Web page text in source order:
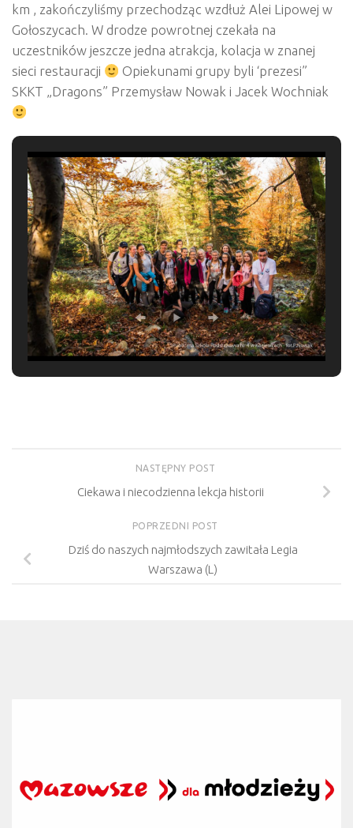
km , zakończyliśmy przechodząc wzdłuż Alei Lipowej w
Gołoszycach. W drodze powrotnej czekała na
uczestników jeszcze jedna atrakcja, kolacja w znanej
sieci restauracji
Opiekunami grupy byli ‘prezesi”
SKKT „Dragons” Przemysław Nowak i Jacek Wochniak
NASTĘPNY POST
Ciekawa i niecodzienna lekcja historii
POPRZEDNI POST
Dziś do naszych najmłodszych zawitała Legia
Warszawa (L)